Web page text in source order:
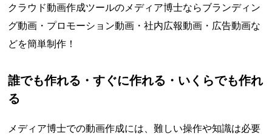
クラウド動画作成ツールのメディア博士ならブランディン
グ動画・プロモーション動画・社内広報動画・広告動画な
どを簡単制作！
誰でも作れる・すぐに作れる・いくらでも作れ
る
メディア博士での動画作成には、難しい操作や知識は必要